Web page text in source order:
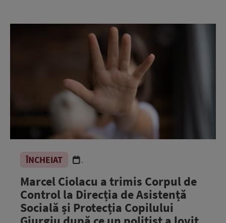
ÎNCHEIAT .
Marcel Ciolacu a trimis Corpul de
Control la Direcția de Asistență
Socială și Protecția Copilului